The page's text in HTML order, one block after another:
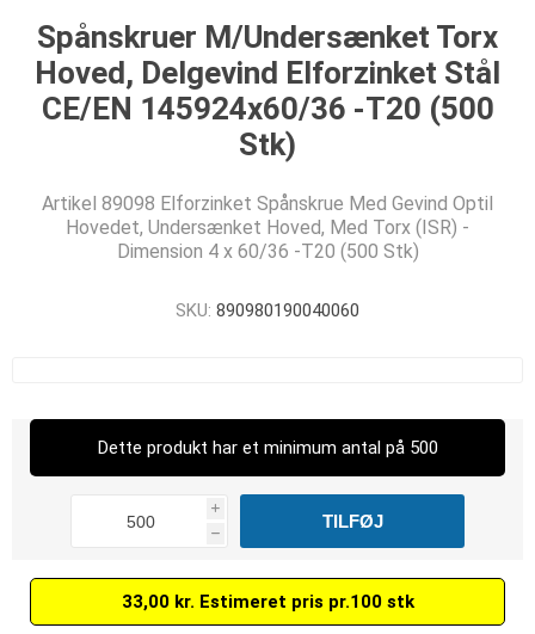
Spånskruer M/Undersænket Torx
Hoved, Delgevind Elforzinket Stål
CE/EN 145924x60/36 -T20 (500
Stk)
Artikel 89098 Elforzinket Spånskrue Med Gevind Optil
Hovedet, Undersænket Hoved, Med Torx (ISR) -
Dimension 4 x 60/36 -T20 (500 Stk)
SKU: 890980190040060
Dette produkt har et minimum antal på 500
i
h
33,00 kr. Estimeret pris pr.100 stk